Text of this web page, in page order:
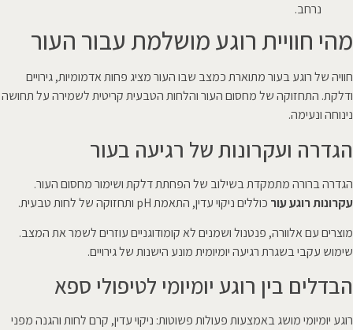
נרחב.
מהי חוויית רוגע מושלמת עבור העור
חוויה של רוגע בעור מתוארת כמצב שבו העור מציג פחות אדמומיות, גירויים
ודלקת. התחזוקה של מחסום העור והלחות הטבעית קריטית לשמירה על תחושה
נינוחה ונעימה.
הגדרה ועקרונות של רגיעה בעור
הגדרה ברורה מתמקדת בשילוב של הפחתת דלקת ושימור מחסום העור.
עקרונות רוגע עור כוללים ניקוי עדין, התאמת pH ותחזוקה של לחות טבעית.
מוצרים עם אלוורה, פנטנול ושמנים לא קומודוגניים עוזרים לשמר את המצב.
שימוש עקבי בשגרת רגיעה יומיומית מונע הישנות של גירויים.
הבדלים בין רוגע יומיומי לטיפולי ספא
רוגע יומיומי מושג באמצעות פעולות פשוטות: ניקוי עדין, קרם לחות והגנה מפני